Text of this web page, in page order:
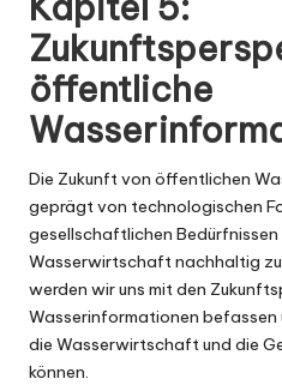
öffentliche
Die Zukunft von öffentlichen
geprägt von technologischen
gesellschaftlichen
Wasserwirtschaft nachhaltig
werden wir uns mit den
Wasserinformationen befassen
die Wasserwirtschaft und die
können.